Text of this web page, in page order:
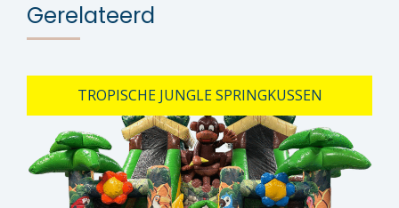
Gerelateerd
TROPISCHE JUNGLE SPRINGKUSSEN